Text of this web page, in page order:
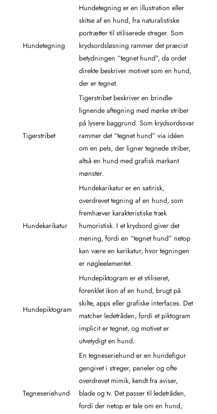
Hundetegning
Hundetegning er en illustration eller
skitse af en hund, fra naturalistiske
portrætter til stiliserede streger. Som
krydsordsløsning rammer det præcist
betydningen “tegnet hund”, da ordet
direkte beskriver motivet som en hund,
der er tegnet.
Tigerstribet
Tigerstribet beskriver en brindle-
lignende aftegning med mørke striber
på lysere baggrund. Som krydsordssvar
rammer det “tegnet hund” via idéen
om en pels, der ligner tegnede striber,
altså en hund med grafisk markant
mønster.
Hundekarikatur
Hundekarikatur er en satirisk,
overdrevet tegning af en hund, som
fremhæver karakteristiske træk
humoristisk. I et krydsord giver det
mening, fordi en “tegnet hund” netop
kan være en karikatur, hvor tegningen
er nøgleelementet.
Hundepiktogram
Hundepiktogram er et stiliseret,
forenklet ikon af en hund, brugt på
skilte, apps eller grafiske interfaces. Det
matcher ledetråden, fordi et piktogram
implicit er tegnet, og motivet er
utvetydigt en hund.
Tegneseriehund
En tegneseriehund er en hundefigur
gengivet i streger, paneler og ofte
overdrevet mimik, kendt fra aviser,
blade og tv. Det passer til ledetråden,
fordi der netop er tale om en hund,